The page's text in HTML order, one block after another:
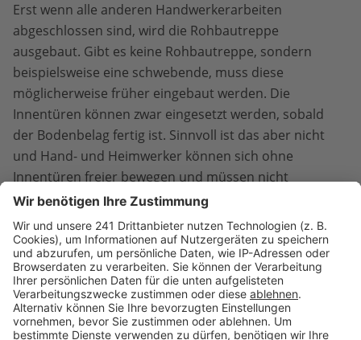
Erst wenn alle anderen Handwerkerarbeiten
abgeschlossen sind, wird die Rohbautreppe
ausgebaut. Gibt es keine Rohbautreppe, sondern
beispielsweise eine schwebende, muss diese
möglicherweise früher eingebaut werden. Die
Innentüren können zwar eingesetzt werden, sobald
der Bodenbelag fertig ist. Sinnvoll ist das aber nicht
und Hand- und Heimwerker können sich ohne
Innentüren freier bewegen und müssen nicht
vorsichtig sein, diese nicht zu beschädigen.